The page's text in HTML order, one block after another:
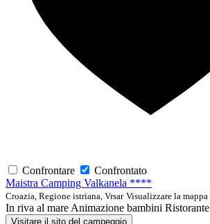
Confrontare
Confrontato
Maistra Camping Valkanela ****
Croazia, Regione istriana, Vrsar Visualizzare la mappa
In riva al mareAnimazione bambini Ristorante
Visitare il sito del campeggio